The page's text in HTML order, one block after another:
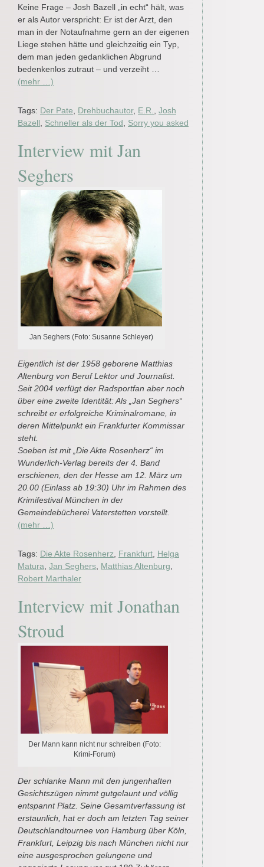
Keine Frage – Josh Bazell „in echt“ hält, was
er als Autor verspricht: Er ist der Arzt, den
man in der Notaufnahme gern an der eigenen
Liege stehen hätte und gleichzeitig ein Typ,
dem man jeden gedanklichen Abgrund
bedenkenlos zutraut – und verzeiht …
(mehr …)
Tags: Der Pate Drehbuchautor, E.R.
Josh
Bazell
Schneller als der Tod Sorry you asked
Interview mit Jan
Seghers
Jan Seghers (Foto: Susanne Schleyer)
Eigentlich ist der 1958 geborene Matthias
Altenburg von Beruf Lektor und Journalist.
Seit 2004 verfügt der Radsportfan aber noch
über eine zweite Identität: Als „Jan Seghers“
schreibt er erfolgreiche Kriminalromane, in
deren Mittelpunkt ein Frankfurter Kommissar
steht.
Soeben ist mit „Die Akte Rosenherz“ im
Wunderlich-Verlag bereits der 4. Band
erschienen, den der Hesse am 12. März um
20.00 (Einlass ab 19:30) Uhr im Rahmen des
Krimifestival München in der
Gemeindebücherei Vaterstetten vorstellt.
(mehr …)
Tags: Die Akte Rosenherz Frankfurt Helga
Matura Jan Seghers Matthias Altenburg
Robert Marthaler
Interview mit Jonathan
Stroud
Der Mann kann nicht nur schreiben (Foto:
Krimi-Forum)
Der schlanke Mann mit den jungenhaften
Gesichtszügen nimmt gutgelaunt und völlig
entspannt Platz. Seine Gesamtverfassung ist
erstaunlich, hat er doch am letzten Tag seiner
Deutschlandtournee von Hamburg über Köln,
Frankfurt, Leipzig bis nach München nicht nur
eine ausgesprochen gelungene und